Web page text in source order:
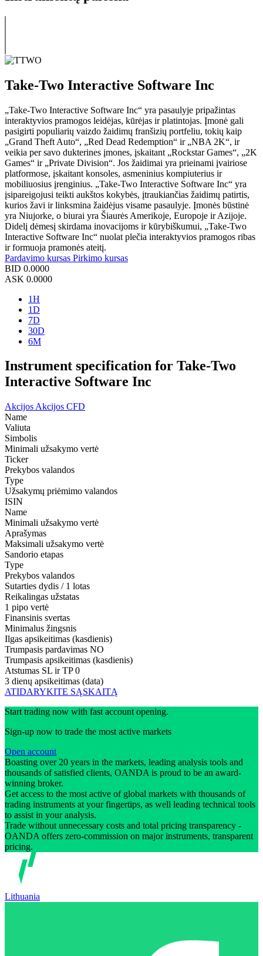
Take-Two Interactive Software Inc
„Take-Two Interactive Software Inc“ yra pasaulyje pripažintas
interaktyvios pramogos leidėjas, kūrėjas ir platintojas. Įmonė gali
pasigirti populiarių vaizdo žaidimų franšizių portfeliu, tokių kaip
„Grand Theft Auto“, „Red Dead Redemption“ ir „NBA 2K“, ir
veikia per savo dukterines įmones, įskaitant „Rockstar Games“, „2K
Games“ ir „Private Division“. Jos žaidimai yra prieinami įvairiose
platformose, įskaitant konsoles, asmeninius kompiuterius ir
mobiliuosius įrenginius. „Take-Two Interactive Software Inc“ yra
įsipareigojusi teikti aukštos kokybės, įtraukiančias žaidimų patirtis,
kurios žavi ir linksmina žaidėjus visame pasaulyje. Įmonės būstinė
yra Niujorke, o biurai yra Šiaurės Amerikoje, Europoje ir Azijoje.
Didelį dėmesį skirdama inovacijoms ir kūrybiškumui, „Take-Two
Interactive Software Inc“ nuolat plečia interaktyvios pramogos ribas
ir formuoja pramonės ateitį.
Pardavimo kursas Pirkimo kursas
BID 0.0000
ASK 0.0000
1H
1D
7D
30D
6M
Instrument specification for Take-Two
Interactive Software Inc
Akcijos Akcijos CFD
Name
Valiuta
Simbolis
Minimali užsakymo vertė
Ticker
Prekybos valandos
Type
Užsakymų priėmimo valandos
ISIN
Name
Minimali užsakymo vertė
Aprašymas
Maksimali užsakymo vertė
Sandorio etapas
Type
Prekybos valandos
Sutarties dydis / 1 lotas
Reikalingas užstatas
1 pipo vertė
Finansinis svertas
Minimalus žingsnis
Ilgas apsikeitimas (kasdienis)
Trumpasis pardavimas NO
Trumpasis apsikeitimas (kasdienis)
Atstumas SL ir TP 0
3 dienų apsikeitimas (data)
ATIDARYKITE SĄSKAITĄ
Start trading now with fast account opening.
Sign-up now to trade the most active markets
Open account
Boasting over 20 years in the markets, leading analysis tools and
thousands of satisfied clients, OANDA is proud to be an award-
winning broker.
Get access to the most active of global markets with thousands of
trading instruments at your fingertips, as well leading technical tools
to assist in your analysis.
Trade without unnecessary costs and total pricing transparency -
OANDA offers zero-commission on major instruments, transparent
pricing.
Lithuania